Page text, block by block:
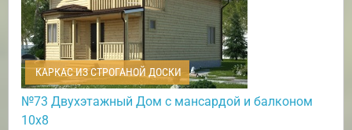
КАРКАС ИЗ СТРОГАНОЙ ДОСКИ
№73 Двухэтажный Дом с мансардой и балконом
10х8